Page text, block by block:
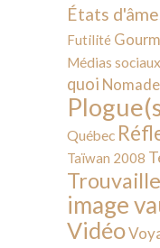
États
Futilité
Médias sociaux
quoi
Québec
Taïwan 2008
image
Vidéo